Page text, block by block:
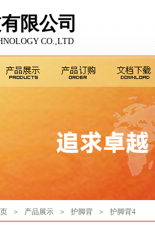
限公司
CO.,LTD
＞ 产品展示 ＞ 护脚背 ＞ 护脚背4